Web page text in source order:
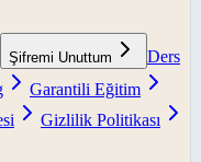
Şifremi Unuttum
Ders
Garantili Eğitim
Gizlilik Politikası